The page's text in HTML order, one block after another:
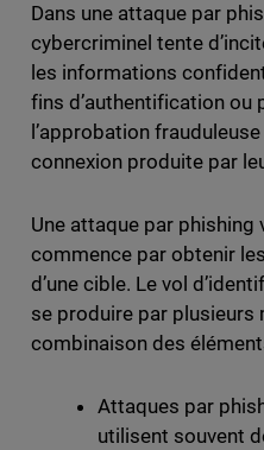
Dans une attaque par
cybercriminel tente
les informations
fins d’authentification ou
l’approbation
connexion produite par
Une attaque par phishing
commence par obtenir
d’une cible. Le vol
se produire par plusieurs
combinaison des
Attaques par
utilisent souvent